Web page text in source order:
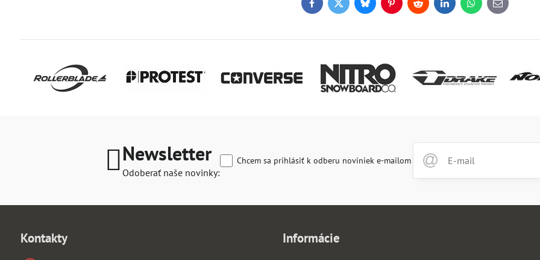
FacebookTwitterBlueskyPinterestRedditLinkedInWhatsApp
E-
mail
Newsletter
Odoberať naše novinky:
Chcem sa prihlásiť k odberu noviniek e-mailom
Kontakty Informácie